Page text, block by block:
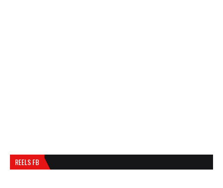
REELS FB